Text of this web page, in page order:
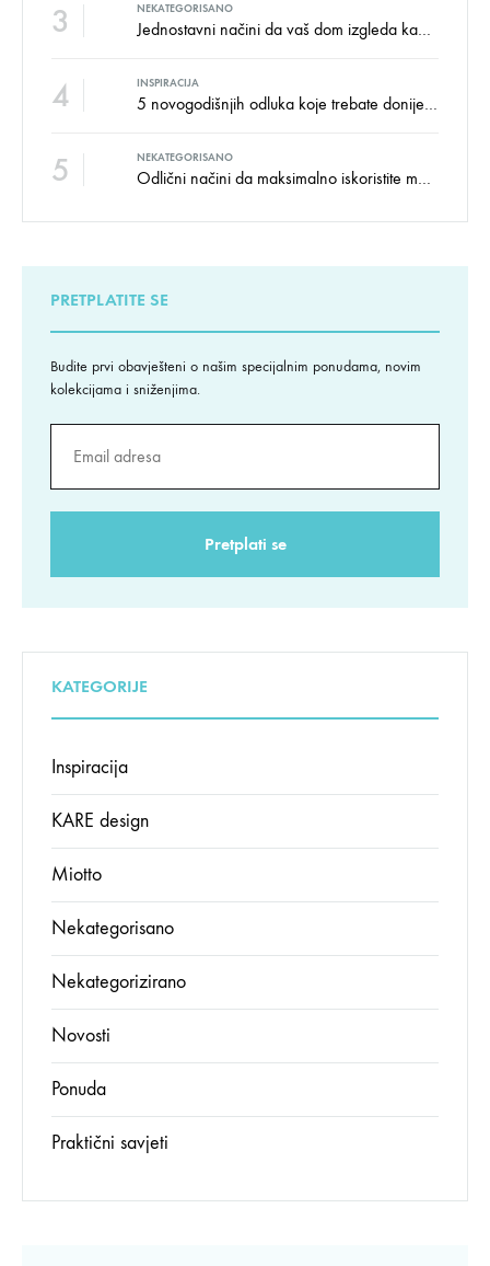
3 NEKATEGORISANO
4 INSPIRACIJA
5 NEKATEGORISANO
PRETPLATITE SE
Budite prvi obavješteni o našim specijalnim ponudama, novim
kolekcijama i sniženjima.
KATEGORIJE
Inspiracija
KARE design
Miotto
Nekategorisano
Nekategorizirano
Novosti
Ponuda
Praktični savjeti